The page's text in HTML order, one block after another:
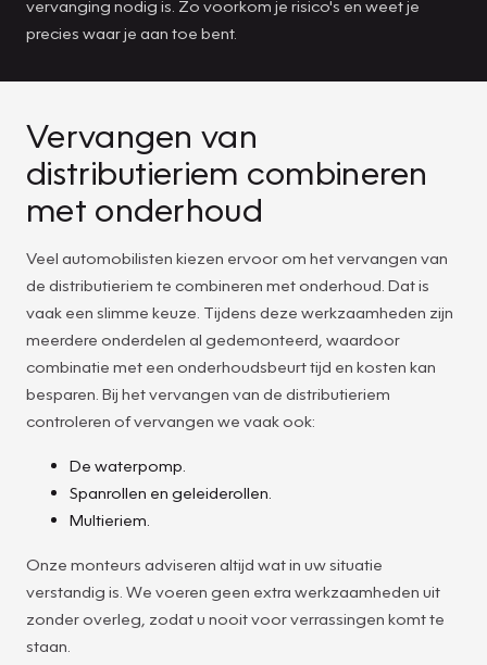
vervanging nodig is. Zo voorkom je risico's en weet je
precies waar je aan toe bent.
Vervangen van
distributieriem combineren
met onderhoud
Veel automobilisten kiezen ervoor om het vervangen van
de distributieriem te combineren met onderhoud. Dat is
vaak een slimme keuze. Tijdens deze werkzaamheden zijn
meerdere onderdelen al gedemonteerd, waardoor
combinatie met een onderhoudsbeurt tijd en kosten kan
besparen. Bij het vervangen van de distributieriem
controleren of vervangen we vaak ook:
De waterpomp.
Spanrollen en geleiderollen.
Multieriem.
Onze monteurs adviseren altijd wat in uw situatie
verstandig is. We voeren geen extra werkzaamheden uit
zonder overleg, zodat u nooit voor verrassingen komt te
staan.